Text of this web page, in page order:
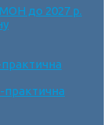
МОН до 2027 р.
практична
практична